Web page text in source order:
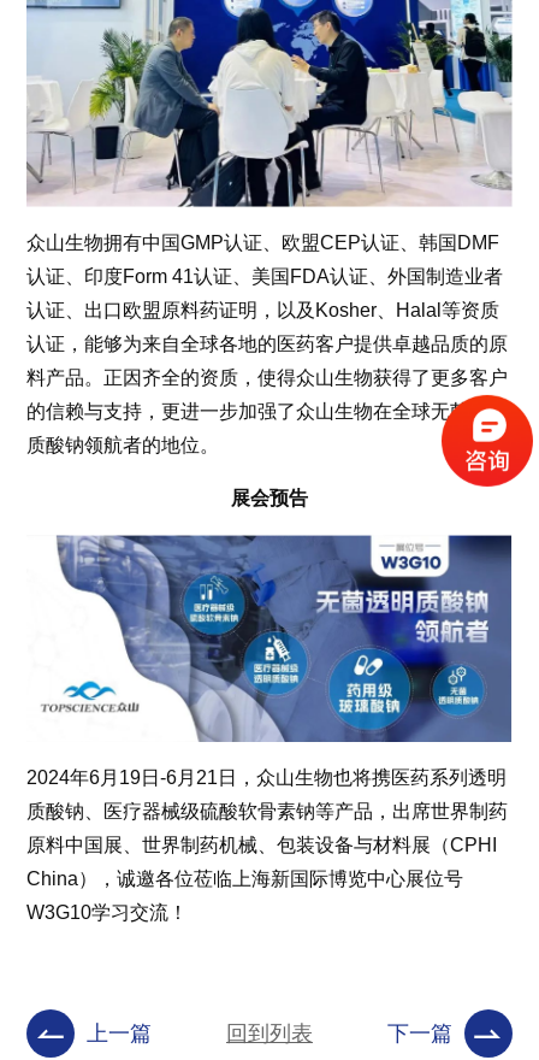
众山生物拥有中国GMP认证、欧盟CEP认证、韩国DMF
认证、印度Form 41认证、美国FDA认证、外国制造业者
认证、出口欧盟原料药证明，以及Kosher、Halal等资质
认证，能够为来自全球各地的医药客户提供卓越品质的原
料产品。正因齐全的资质，使得众山生物获得了更多客户
的信赖与支持，更进一步加强了众山生物在全球无菌透明
质酸钠领航者的地位。
展会预告
2024年6月19日-6月21日，众山生物也将携医药系列透明
质酸钠、医疗器械级硫酸软骨素钠等产品，出席世界制药
原料中国展、世界制药机械、包装设备与材料展（CPHI
China），诚邀各位莅临上海新国际博览中心展位号
W3G10学习交流！
上一篇 回到列表 下一篇